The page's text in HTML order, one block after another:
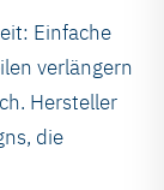
Einfache
verlängern
Hersteller
die